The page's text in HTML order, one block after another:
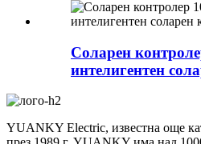
Соларен
интелигентен
YUANKY Electric, известна още